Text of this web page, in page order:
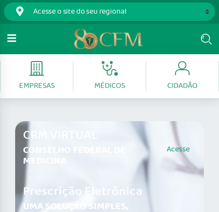
EMPRESAS MÉDICOS CIDADÃO
CRM VIRTUAL
CONSELHO FEDERAL DE
MEDICINA
Acesse
Prescrição Eletrônica
UMA SOLUÇÃO SIMPLES,